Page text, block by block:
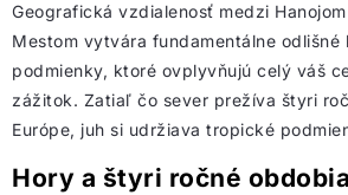
Geografická vzdialenosť medzi
Mestom vytvára fundamentálne odlišné
podmienky, ktoré ovplyvňujú celý váš
zážitok. Zatiaľ čo sever prežíva štyri
Európe, juh si udržiava tropické
Hory a štyri ročné